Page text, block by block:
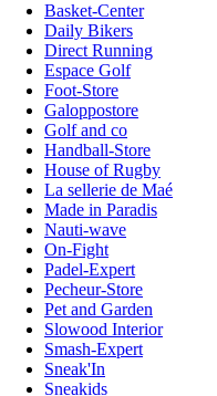
Basket-Center
Daily Bikers
Direct Running
Espace Golf
Foot-Store
Galoppostore
Golf and co
Handball-Store
House of Rugby
La sellerie de Maé
Made in Paradis
Nauti-wave
On-Fight
Padel-Expert
Pecheur-Store
Pet and Garden
Slowood Interior
Smash-Expert
Sneak'In
Sneakids